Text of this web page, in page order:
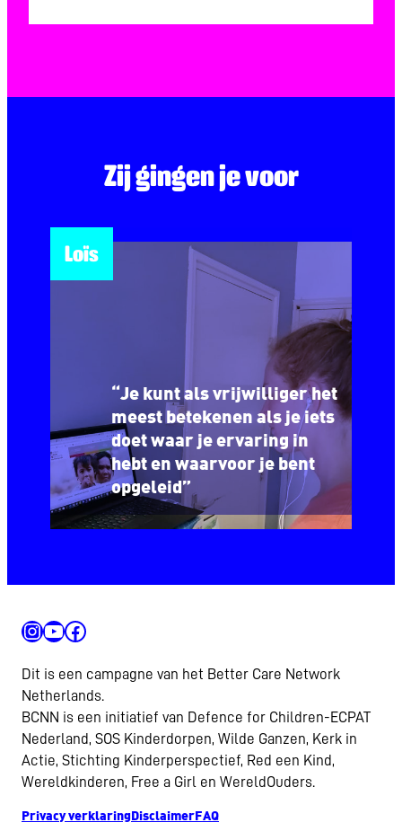
Zij gingen je voor
Loïs
“Je kunt als vrijwilliger het
meest betekenen als je iets
doet waar je ervaring in
hebt en waarvoor je bent
opgeleid”
InstagramYouTube Facebook
Dit is een campagne van het Better Care Network
Netherlands.
BCNN is een initiatief van Defence for Children-ECPAT
Nederland, SOS Kinderdorpen, Wilde Ganzen, Kerk in
Actie, Stichting Kinderperspectief, Red een Kind,
Wereldkinderen, Free a Girl en WereldOuders.
Privacy verklaring Disclaimer FAQ